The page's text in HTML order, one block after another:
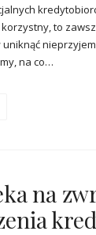
to
uniknąć
na co…
na